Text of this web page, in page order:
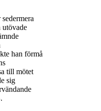
han förmå
till mötet
sig